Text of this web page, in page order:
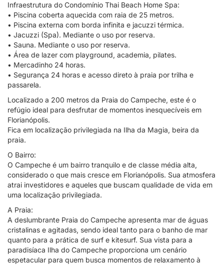
Infraestrutura do Condomínio Thai Beach Home Spa:
• Piscina coberta aquecida com raia de 25 metros.
• Piscina externa com borda infinita e jacuzzi térmica.
• Jacuzzi (Spa). Mediante o uso por reserva.
• Sauna. Mediante o uso por reserva.
• Área de lazer com playground, academia, pilates.
• Mercadinho 24 horas.
• Segurança 24 horas e acesso direto à praia por trilha e
passarela.
Localizado a 200 metros da Praia do Campeche, este é o
refúgio ideal para desfrutar de momentos inesquecíveis em
Florianópolis.
Fica em localização privilegiada na Ilha da Magia, beira da
praia.
O Bairro:
O Campeche é um bairro tranquilo e de classe média alta,
considerado o que mais cresce em Florianópolis. Sua atmosfera
atrai investidores e aqueles que buscam qualidade de vida em
uma localização privilegiada.
A Praia:
A deslumbrante Praia do Campeche apresenta mar de águas
cristalinas e agitadas, sendo ideal tanto para o banho de mar
quanto para a prática de surf e kitesurf. Sua vista para a
paradisíaca Ilha do Campeche proporciona um cenário
espetacular para quem busca momentos de relaxamento à